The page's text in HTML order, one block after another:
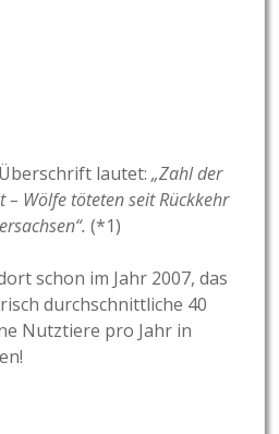
lautet:„Zahl der
– Wölfe töteten seit Rückkehr
(*1)
schon im Jahr 2007, das
durchschnittliche 40
Nutztiere pro Jahr in